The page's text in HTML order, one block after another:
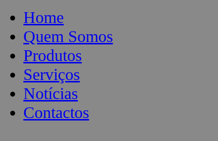
Home
Quem Somos
Produtos
Serviços
Notícias
Contactos